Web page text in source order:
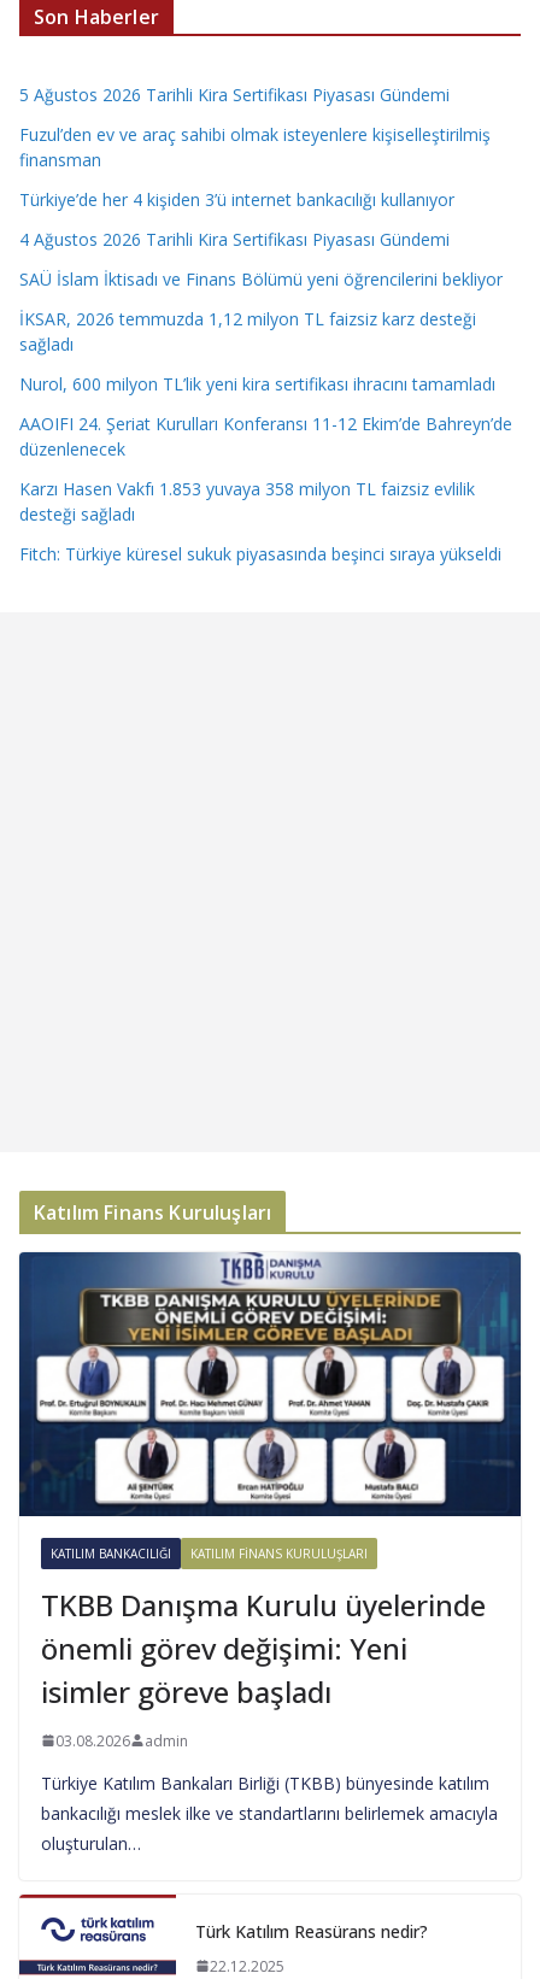
Son Haberler
5 Ağustos 2026 Tarihli Kira Sertifikası Piyasası Gündemi
Fuzul’den ev ve araç sahibi olmak isteyenlere kişiselleştirilmiş
finansman
Türkiye’de her 4 kişiden 3’ü internet bankacılığı kullanıyor
4 Ağustos 2026 Tarihli Kira Sertifikası Piyasası Gündemi
SAÜ İslam İktisadı ve Finans Bölümü yeni öğrencilerini bekliyor
İKSAR, 2026 temmuzda 1,12 milyon TL faizsiz karz desteği
sağladı
Nurol, 600 milyon TL’lik yeni kira sertifikası ihracını tamamladı
AAOIFI 24. Şeriat Kurulları Konferansı 11-12 Ekim’de Bahreyn’de
düzenlenecek
Karzı Hasen Vakfı 1.853 yuvaya 358 milyon TL faizsiz evlilik
desteği sağladı
Fitch: Türkiye küresel sukuk piyasasında beşinci sıraya yükseldi
Katılım Finans Kuruluşları
KATILIM BANKACILIĞI KATILIM FINANS KURULUŞLARI
TKBB Danışma Kurulu üyelerinde
önemli görev değişimi: Yeni
isimler göreve başladı
03.08.2026 admin
Türkiye Katılım Bankaları Birliği (TKBB) bünyesinde katılım
bankacılığı meslek ilke ve standartlarını belirlemek amacıyla
oluşturulan…
Türk Katılım Reasürans nedir?
22.12.2025